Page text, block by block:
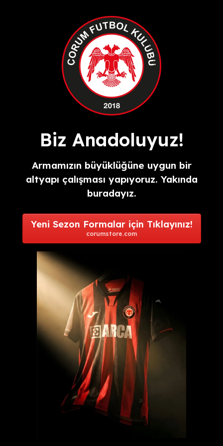
Biz Anadoluyuz!
Armamızın büyüklüğüne uygun bir
altyapı çalışması yapıyoruz. Yakında
buradayız.
Yeni Sezon Formalar için Tıklayınız!
corumstore.com